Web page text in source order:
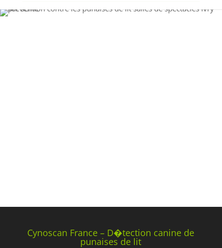
Cynoscan France – D�tection canine de
punaises de lit